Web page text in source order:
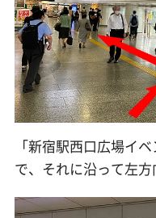
「新宿駅西口広場イ
で、それに沿って左方